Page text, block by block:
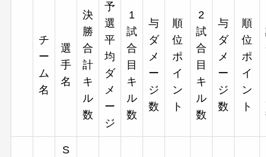
チ
ー
ム
名
選
手
名
決
勝
合
計
キ
ル
数
予
選
平
均
ダ
メ
ー
ジ
1
試
合
目
キ
ル
数
与
ダ
メ
ー
ジ
数
順
位
ポ
イ
ン
ト
2
試
合
目
キ
ル
数
与
ダ
メ
ー
ジ
数
順
位
ポ
イ
ン
ト
S